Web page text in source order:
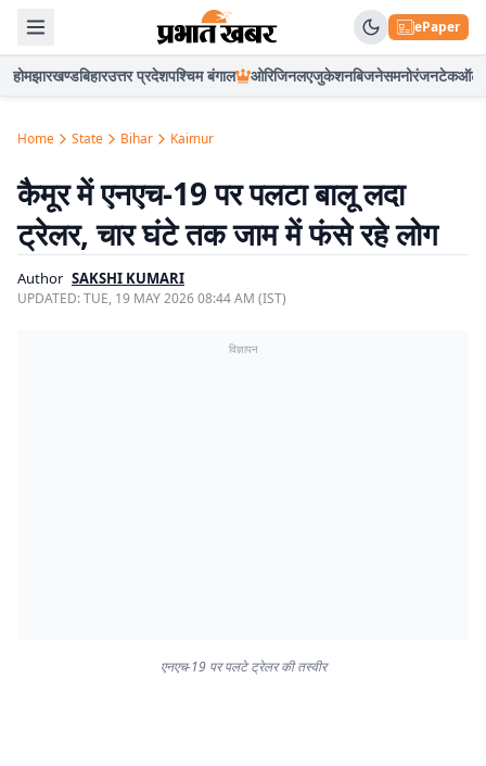
ePaper
होमझारखण्डबिहारउत्तर प्रदेशपश्चिम बंगाल ओरिजिनलएजुकेशनबिजनेसमनोरंजनटेकऑटो
Home State Bihar Kaimur
कैमूर में एनएच-19 पर पलटा बालू लदा
ट्रेलर, चार घंटे तक जाम में फंसे रहे लोग
Author SAKSHI KUMARI
UPDATED:TUE, 19 MAY 2026 08:44 AM (IST)
विज्ञापन
एनएच-19 पर पलटे ट्रेलर की तस्वीर